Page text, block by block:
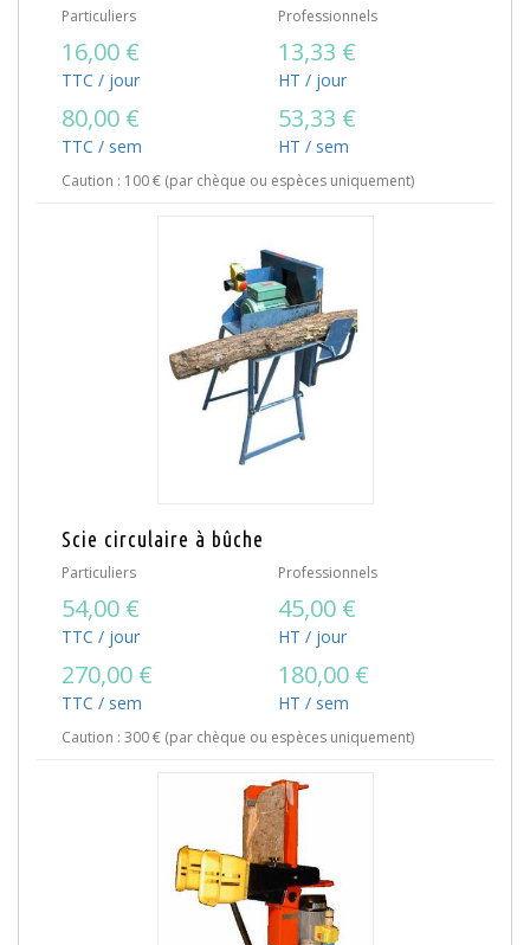
Particuliers
16,00 €
TTC / jour
80,00 €
TTC / sem
Professionnels
13,33 €
HT / jour
53,33 €
HT / sem
Caution : 100 € (par chèque ou espèces uniquement)
Scie circulaire à bûche
Particuliers
54,00 €
TTC / jour
270,00 €
TTC / sem
Professionnels
45,00 €
HT / jour
180,00 €
HT / sem
Caution : 300 € (par chèque ou espèces uniquement)